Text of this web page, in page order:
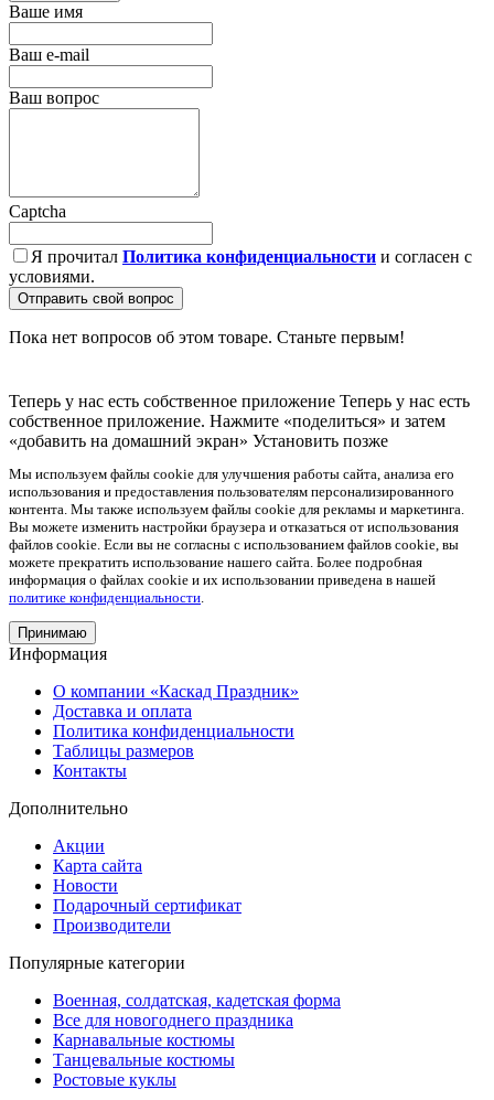
Ваше имя
Ваш e-mail
Ваш вопрос
Captcha
Я прочитал Политика конфиденциальности и согласен с
условиями.
Отправить свой вопрос
Пока нет вопросов об этом товаре. Станьте первым!
Теперь у нас есть собственное приложение Теперь у нас есть
собственное приложение. Нажмите «поделиться» и затем
«добавить на домашний экран» Установить позже
Мы используем файлы cookie для улучшения работы сайта, анализа его
использования и предоставления пользователям персонализированного
контента. Мы также используем файлы cookie для рекламы и маркетинга.
Вы можете изменить настройки браузера и отказаться от использования
файлов cookie. Если вы не согласны с использованием файлов cookie, вы
можете прекратить использование нашего сайта. Более подробная
информация о файлах cookie и их использовании приведена в нашей
политике конфиденциальности
Принимаю
Информация
О компании «Каскад Праздник»
Доставка и оплата
Политика конфиденциальности
Таблицы размеров
Контакты
Дополнительно
Акции
Карта сайта
Новости
Подарочный сертификат
Производители
Популярные категории
Военная, солдатская, кадетская форма
Все для новогоднего праздника
Карнавальные костюмы
Танцевальные костюмы
Ростовые куклы